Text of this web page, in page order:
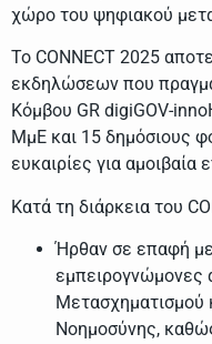
χώρο του ψηφιακού
Το CONNECT 2025
εκδηλώσεων που
Κόμβου GR digiGOV-
ΜμΕ και 15 δημόσιους
ευκαιρίες για
Κατά τη διάρκεια του
Ήρθαν σε επαφή
εμπειρογνώμονες
Μετασχηματισμού
Νοημοσύνης,